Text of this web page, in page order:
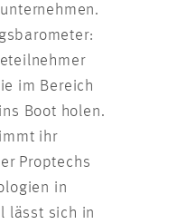
im Bereich
Boot holen.
ihr
Proptechs
in
lässt sich in